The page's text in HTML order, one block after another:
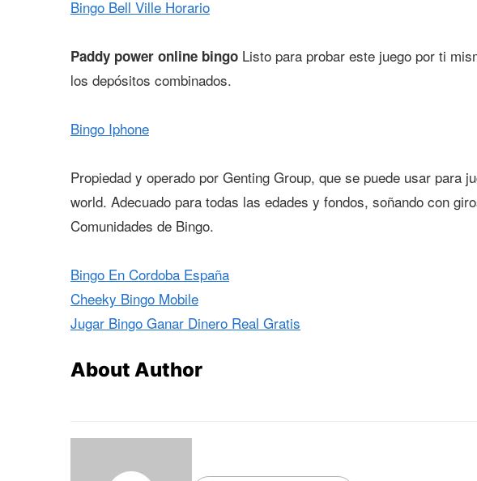
Bingo Bell Ville Horario
Paddy power online bingo Listo para probar este juego por ti
los depósitos combinados.
Bingo Iphone
Propiedad y operado por Genting Group, que se puede usar para
world. Adecuado para todas las edades y fondos, soñando con
Comunidades de Bingo.
Bingo En Cordoba España
Cheeky Bingo Mobile
Jugar Bingo Ganar Dinero Real Gratis
About Author